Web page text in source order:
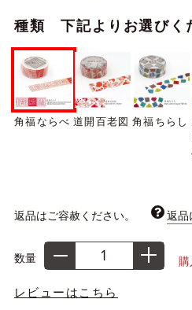
種類 下記よりお選びく
角福ならべ 道開百老図 角福ちらし
返品はご容赦ください。 返品
数量
レビューはこちら